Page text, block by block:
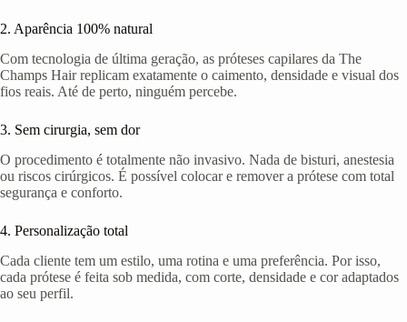
2. Aparência 100% natural
Com tecnologia de última geração, as próteses capilares da The
Champs Hair replicam exatamente o caimento, densidade e visual dos
fios reais. Até de perto, ninguém percebe.
3. Sem cirurgia, sem dor
O procedimento é totalmente não invasivo. Nada de bisturi, anestesia
ou riscos cirúrgicos. É possível colocar e remover a prótese com total
segurança e conforto.
4. Personalização total
Cada cliente tem um estilo, uma rotina e uma preferência. Por isso,
cada prótese é feita sob medida, com corte, densidade e cor adaptados
ao seu perfil.